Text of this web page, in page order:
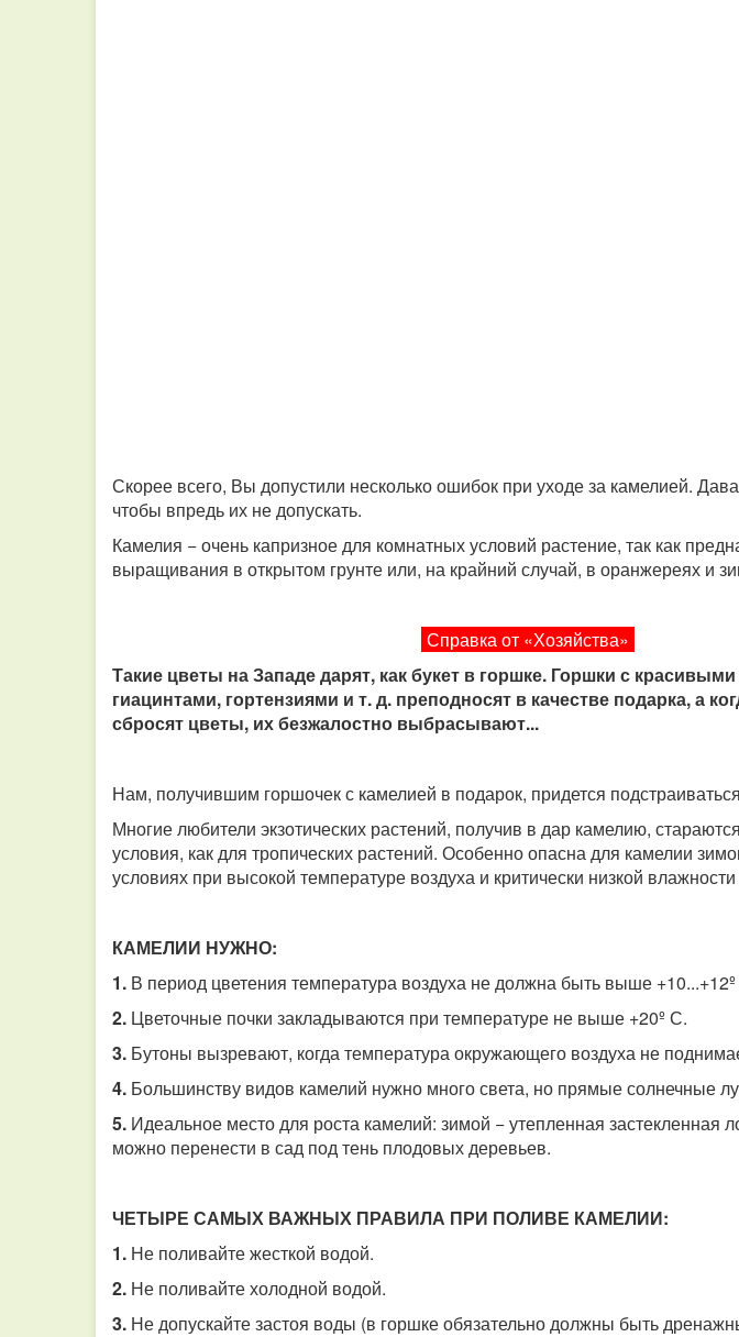
Скорее всего, Вы допустили несколько ошибок при уходе за камелией.
чтобы впредь их не допускать.
Камелия − очень капризное для комнатных условий растение, так как
выращивания в открытом грунте или, на крайний случай, в оранжереях и
Справка от «Хозяйства»
Такие цветы на Западе дарят, как букет в горшке. Горшки с
гиацинтами, гортензиями и т. д. преподносят в качестве подарка, а
сбросят цветы, их безжалостно выбрасывают...
Нам, получившим горшочек с камелией в подарок, придется
Многие любители экзотических растений, получив в дар камелию,
условия, как для тропических растений. Особенно опасна для камелии
условиях при высокой температуре воздуха и критически низкой влажности
КАМЕЛИИ НУЖНО:
1. В период цветения температура воздуха не должна быть выше
2. Цветочные почки закладываются при температуре не выше +20º С.
3. Бутоны вызревают, когда температура окружающего воздуха не
4. Большинству видов камелий нужно много света, но прямые солнечные
5. Идеальное место для роста камелий: зимой − утепленная застекленная
можно перенести в сад под тень плодовых деревьев.
ЧЕТЫРЕ САМЫХ ВАЖНЫХ ПРАВИЛА ПРИ ПОЛИВЕ КАМЕЛИИ:
1. Не поливайте жесткой водой.
2. Не поливайте холодной водой.
3. Не допускайте застоя воды (в горшке обязательно должны быть